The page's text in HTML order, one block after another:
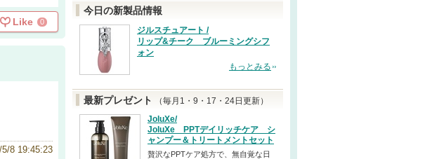
Like 0
5/8 19:45:23
今日の新製品情報
ジルスチュアート /
リップ&チーク ブルーミングシフ
ォン
もっとみる
最新プレゼント
（毎月1・9・17・24日更新）
JoluXe/
JoluXe PPTデイリッチケア シ
ャンプー＆トリートメントセット
贅沢なPPTケア処方で、無自覚な日